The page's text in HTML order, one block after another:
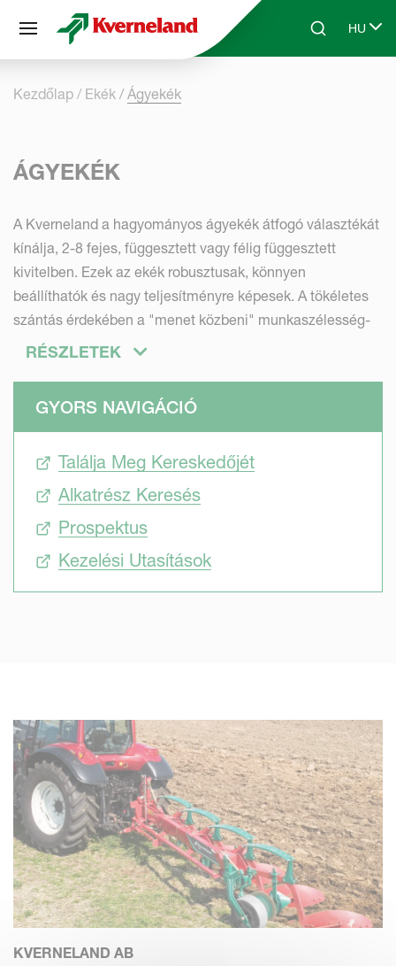
Skip to main contentSearchHU
Select
Kezdőlap Ekék Ágyekék
ÁGYEKÉK
A Kverneland a hagyományos ágyekék átfogó választékát
kínálja, 2-8 fejes, függesztett vagy félig függesztett
kivitelben. Ezek az ekék robusztusak, könnyen
beállíthatók és nagy teljesítményre képesek. A tökéletes
szántás érdekében a "menet közbeni" munkaszélesség-
változtatásra szolgáló Variomat® rendszer a húzási vonal
kemény vagy köves körülmények között az Auto-reset
egyidőben ellenállása lecsökken, így védve az eke és a
traktor élettartamát. A fejek egymástól függetlenül
vázak garantálják az eke tartósságát. Kormánylemezek,
kiegészítők széles válsztéka áll rendelkezésre, hogy
RÉSZLETEK
GYORS NAVIGÁCIÓ
Találja Meg Kereskedőjét
Alkatrész Keresés
Prospektus
Kezelési Utasítások
KVERNELAND AB
Süti preferenciák